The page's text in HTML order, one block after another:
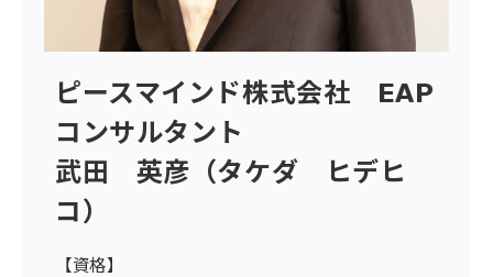
ピースマインド株式会社 EAP
コンサルタント
武田 英彦（タケダ ヒデヒ
コ）
【資格】